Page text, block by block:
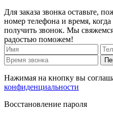
Для заказа звонка оставьте,
номер телефона и время,
получить звонок. Мы
радостью поможем!
Нажимая на кнопку вы
конфиденциальности
Восстановление пароля